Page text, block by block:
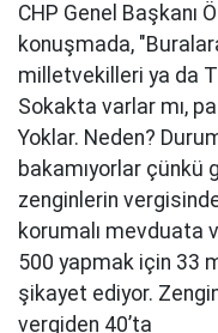
CHP Genel Başkanı
konuşmada,
milletvekilleri ya da
Sokakta varlar mı,
Yoklar. Neden?
bakamıyorlar çünkü
zenginlerin
korumalı mevduata
500 yapmak için 33
şikayet ediyor.
vergiden 40’ta